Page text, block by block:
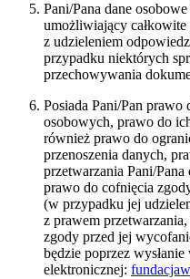
Pani/Pana dane
umożliwiający całkowite
z udzieleniem
przypadku niektórych
przechowywania
Posiada Pani/Pan prawo
osobowych, prawo do
również prawo do
przenoszenia danych,
przetwarzania Pani/
prawo do cofnięcia
(w przypadku jej
z prawem
zgody przed jej
będzie poprzez
elektronicznej: